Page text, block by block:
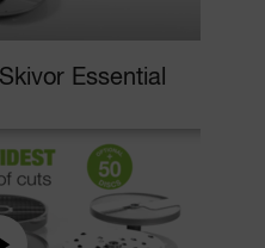
Essential